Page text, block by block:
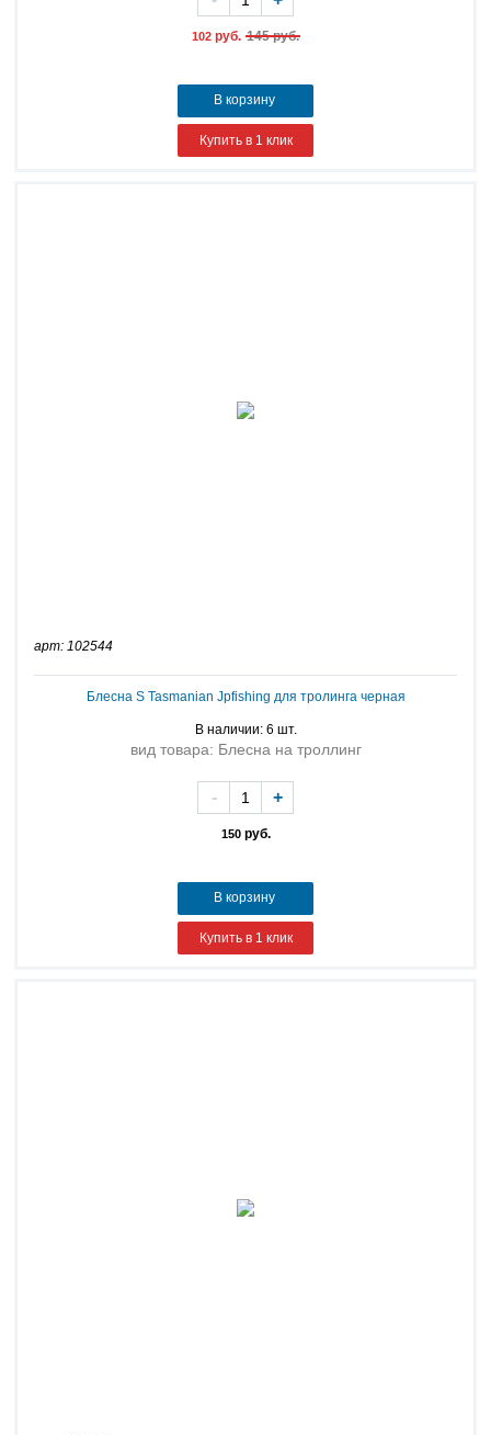
102 руб. 145 руб.
В корзину
Купить в 1 клик
арт: 102544
Блесна S Tasmanian Jpfishing для тролинга черная
В наличии: 6 шт.
вид товара: Блесна на троллинг
150руб.
- +
В корзину
Купить в 1 клик